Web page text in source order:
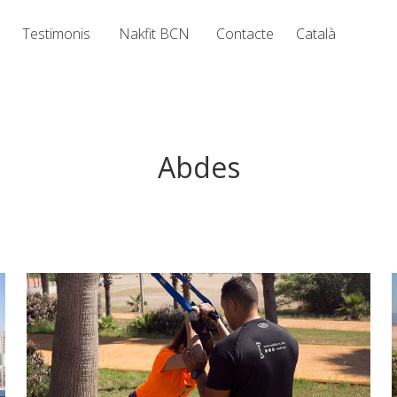
Testimonis Nakfit BCN Contacte Català
Abdes